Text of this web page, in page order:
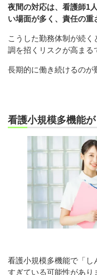
夜間の対応は、看護師1
い場面が多く、責任の重
こうした勤務体制が続
調を招くリスクが高まる
長期的に働き続けるのが
看護小規模多機能
看護小規模多機能で「し
すぎている可能性があり